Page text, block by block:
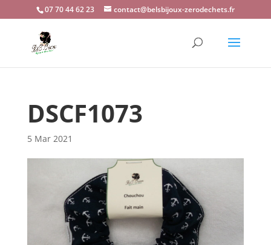
07 70 44 62 23 contact@belsbijoux-zerodechets.fr
DSCF1073
5 Mar 2021